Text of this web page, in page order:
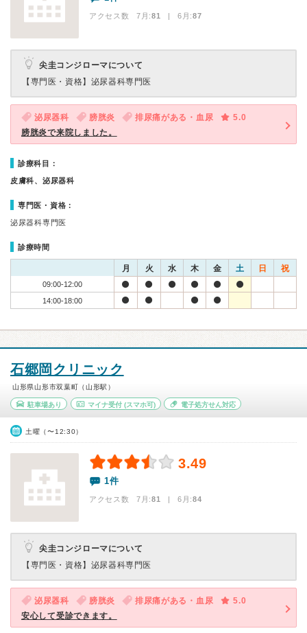
アクセス数 7月:81 | 6月:87
尖圭コンジローマについて
【専門医・資格】 泌尿器科専門医
泌尿器科 膀胱炎 排尿痛がある・血尿
5.0
膀胱炎で来院しました。
診療科目：
皮膚科、泌尿器科
専門医・資格：
泌尿器科専門医
診療時間
月 火 水 木 金 土 日 祝
09:00-12:00
14:00-18:00
石郷岡クリニック
山形県山形市双葉町（山形駅）
駐車場あり マイナ受付(スマホ可) 電子処方せん対応
土曜（〜12:30）
3.49
1件
アクセス数 7月:81 | 6月:84
尖圭コンジローマについて
【専門医・資格】 泌尿器科専門医
泌尿器科 膀胱炎 排尿痛がある・血尿
5.0
安心して受診できます。